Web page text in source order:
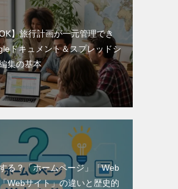
】旅行計画が一元管理でき
ドキュメント＆スプレッドシ
集の基本
る？「ホームページ」「Web
Webサイト」の違いと歴史的